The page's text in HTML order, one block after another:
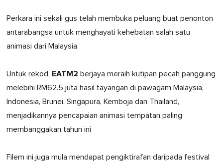
Perkara ini sekali gus telah membuka peluang buat penonton
antarabangsa untuk menghayati kehebatan salah satu
animasi dari Malaysia.
Untuk rekod, EATM2 berjaya meraih kutipan pecah panggung
melebihi RM62.5 juta hasil tayangan di pawagam Malaysia,
Indonesia, Brunei, Singapura, Kemboja dan Thailand,
menjadikannya pencapaian animasi tempatan paling
membanggakan tahun ini
Filem ini juga mula mendapat pengiktirafan daripada festival